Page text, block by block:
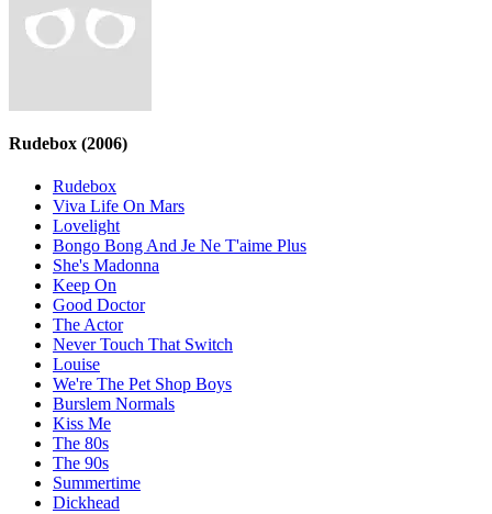
Rudebox (2006)
Rudebox
Viva Life On Mars
Lovelight
Bongo Bong And Je Ne T'aime Plus
She's Madonna
Keep On
Good Doctor
The Actor
Never Touch That Switch
Louise
We're The Pet Shop Boys
Burslem Normals
Kiss Me
The 80s
The 90s
Summertime
Dickhead